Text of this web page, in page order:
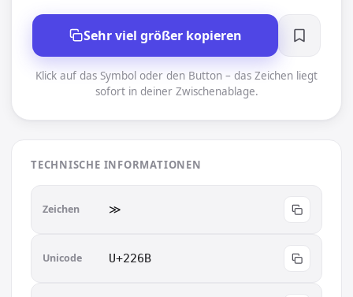
Sehr viel größer kopieren
Klick auf das Symbol oder den Button – das Zeichen liegt
sofort in deiner Zwischenablage.
TECHNISCHE INFORMATIONEN
Zeichen ≫︎
Unicode U+226B